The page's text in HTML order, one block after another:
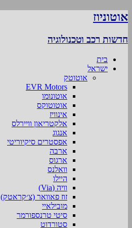
אוטוניוז
חדשות רכב וטכנולוגיה
בית
ישראל
אוטוטק
EVR Motors
אוטונומו
אוטוטוקס
אינוויז
אלקטריאון וויירלס
אנגוג
אפסטרים סיקיוריטי
ארבה
ארגוס
וואלנס
היילו
וויה (Via)
זוז פאוואר (צ׳קראטק)
מובילאיי
סיטי טרנספורמר
סטורדוט